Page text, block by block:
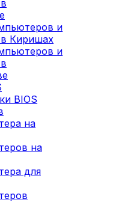
и
в Киришах
и
BIOS
на
на
для